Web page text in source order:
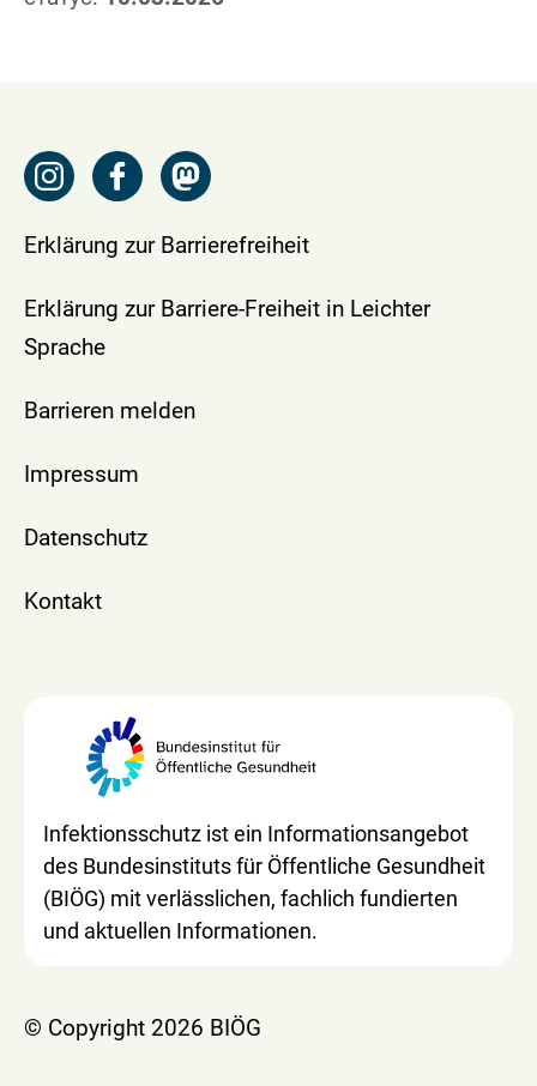
Erklärung zur Barrierefreiheit
Erklärung zur Barriere-Freiheit in Leichter
Sprache
Barrieren melden
Impressum
Datenschutz
Kontakt
Infektionsschutz ist ein Informationsangebot
des Bundesinstituts für Öffentliche Gesundheit
(BIÖG) mit verlässlichen, fachlich fundierten
und aktuellen Informationen.
© Copyright 2026 BIÖG